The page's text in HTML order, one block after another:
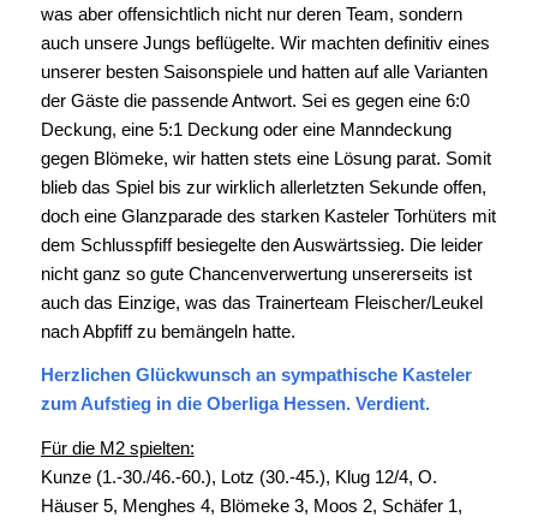
was aber offensichtlich nicht nur deren Team, sondern
auch unsere Jungs beflügelte. Wir machten definitiv eines
unserer besten Saisonspiele und hatten auf alle Varianten
der Gäste die passende Antwort. Sei es gegen eine 6:0
Deckung, eine 5:1 Deckung oder eine Manndeckung
gegen Blömeke, wir hatten stets eine Lösung parat. Somit
blieb das Spiel bis zur wirklich allerletzten Sekunde offen,
doch eine Glanzparade des starken Kasteler Torhüters mit
dem Schlusspfiff besiegelte den Auswärtssieg. Die leider
nicht ganz so gute Chancenverwertung unsererseits ist
auch das Einzige, was das Trainerteam Fleischer/Leukel
nach Abpfiff zu bemängeln hatte.
Herzlichen Glückwunsch an sympathische Kasteler
zum Aufstieg in die Oberliga Hessen. Verdient.
Für die M2 spielten:
Kunze (1.-30./46.-60.), Lotz (30.-45.), Klug 12/4, O.
Häuser 5, Menghes 4, Blömeke 3, Moos 2, Schäfer 1,